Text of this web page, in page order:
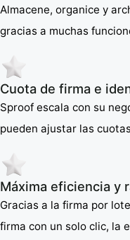
Almacene, organice y
gracias a muchas
Cuota de firma e
Sproof escala con su
pueden ajustar las
Máxima eficiencia y
Gracias a la firma por
firma con un solo clic, la